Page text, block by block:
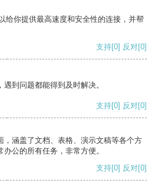
给你提供最高速度和安全性的连接，并帮
支持[0] 反对[0]
到问题都能得到及时解决。
支持[0] 反对[0]
，涵盖了文档、表格、演示文稿等各个方
公的所有任务，非常方便。
支持[0] 反对[0]